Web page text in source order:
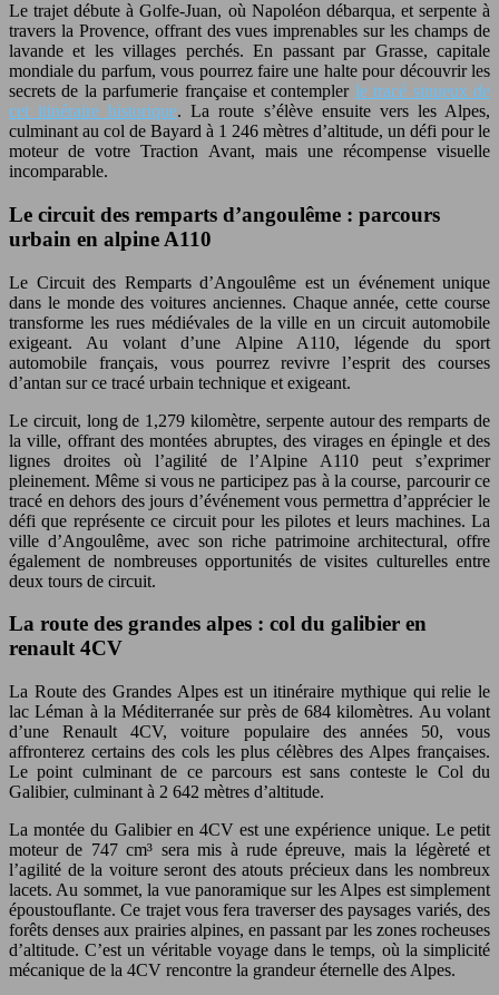
Le trajet débute à Golfe-Juan, où Napoléon débarqua, et serpente à
travers la Provence, offrant des vues imprenables sur les champs de
lavande et les villages perchés. En passant par Grasse, capitale
mondiale du parfum, vous pourrez faire une halte pour découvrir les
secrets de la parfumerie française et contempler le tracé sinueux de
cet itinéraire historique. La route s’élève ensuite vers les Alpes,
culminant au col de Bayard à 1 246 mètres d’altitude, un défi pour le
moteur de votre Traction Avant, mais une récompense visuelle
incomparable.
Le circuit des remparts d’angoulême : parcours
urbain en alpine A110
Le Circuit des Remparts d’Angoulême est un événement unique
dans le monde des voitures anciennes. Chaque année, cette course
transforme les rues médiévales de la ville en un circuit automobile
exigeant. Au volant d’une Alpine A110, légende du sport
automobile français, vous pourrez revivre l’esprit des courses
d’antan sur ce tracé urbain technique et exigeant.
Le circuit, long de 1,279 kilomètre, serpente autour des remparts de
la ville, offrant des montées abruptes, des virages en épingle et des
lignes droites où l’agilité de l’Alpine A110 peut s’exprimer
pleinement. Même si vous ne participez pas à la course, parcourir ce
tracé en dehors des jours d’événement vous permettra d’apprécier le
défi que représente ce circuit pour les pilotes et leurs machines. La
ville d’Angoulême, avec son riche patrimoine architectural, offre
également de nombreuses opportunités de visites culturelles entre
deux tours de circuit.
La route des grandes alpes : col du galibier en
renault 4CV
La Route des Grandes Alpes est un itinéraire mythique qui relie le
lac Léman à la Méditerranée sur près de 684 kilomètres. Au volant
d’une Renault 4CV, voiture populaire des années 50, vous
affronterez certains des cols les plus célèbres des Alpes françaises.
Le point culminant de ce parcours est sans conteste le Col du
Galibier, culminant à 2 642 mètres d’altitude.
La montée du Galibier en 4CV est une expérience unique. Le petit
moteur de 747 cm³ sera mis à rude épreuve, mais la légèreté et
l’agilité de la voiture seront des atouts précieux dans les nombreux
lacets. Au sommet, la vue panoramique sur les Alpes est simplement
époustouflante. Ce trajet vous fera traverser des paysages variés, des
forêts denses aux prairies alpines, en passant par les zones rocheuses
d’altitude. C’est un véritable voyage dans le temps, où la simplicité
mécanique de la 4CV rencontre la grandeur éternelle des Alpes.